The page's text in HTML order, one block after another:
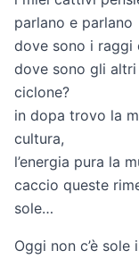
parlano e parlano
dove sono i raggi
dove sono gli altri
ciclone?
in dopa trovo la
cultura,
l’energia pura la
caccio queste
sole…
Oggi non c’è